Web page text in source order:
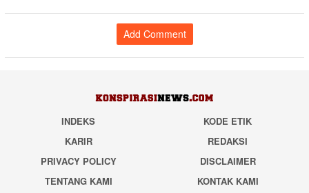
Add Comment
INDEKS
KODE ETIK
KARIR
REDAKSI
PRIVACY POLICY
DISCLAIMER
TENTANG KAMI
KONTAK KAMI